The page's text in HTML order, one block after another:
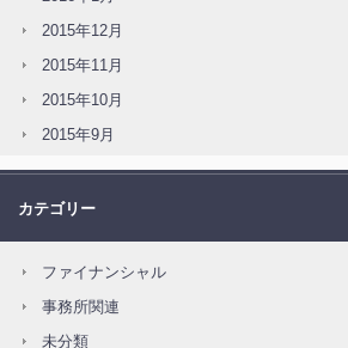
2015年12月
2015年11月
2015年10月
2015年9月
カテゴリー
ファイナンシャル
事務所関連
未分類